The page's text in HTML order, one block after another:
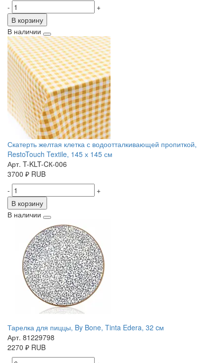
-
+
В корзину
В наличии
Скатерть желтая клетка с водоотталкивающей пропиткой,
RestoTouch Textile, 145 х 145 см
Арт. T-KLT-CК-006
3700 ₽ RUB
-
+
В корзину
В наличии
Тарелка для пиццы, By Bone, Tinta Edera, 32 cм
Арт. 81229798
2270 ₽ RUB